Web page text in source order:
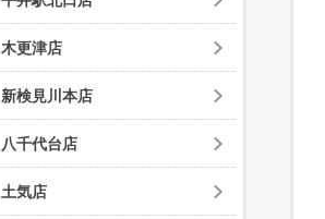
木更津店
新検見川本店
八千代台店
土気店